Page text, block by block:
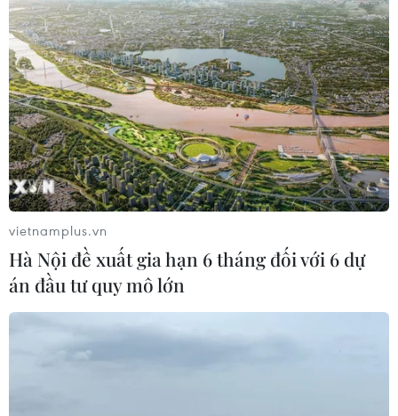
vietnamplus.vn
Hà Nội đề xuất gia hạn 6 tháng đối với 6 dự
án đầu tư quy mô lớn